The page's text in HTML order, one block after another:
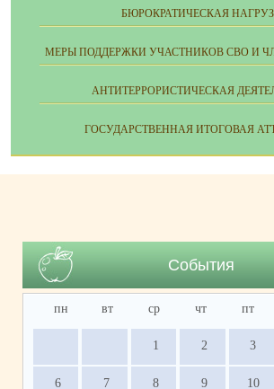
БЮРОКРАТИЧЕСКАЯ
МЕРЫ ПОДДЕРЖКИ УЧАСТНИКОВ СВО И
АНТИТЕРРОРИСТИЧЕСКАЯ
ГОСУДАРСТВЕННАЯ ИТОГОВАЯ
События
пн вт ср чт пт
1 2 3
6 7 8 9 10